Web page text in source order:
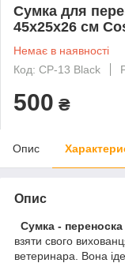
Сумка для
45x25x26 см
Немає в наявності
Код: CP-13 Black
500 ₴
Опис
Опис
Сумка -
взяти свого
ветеринара. Вона